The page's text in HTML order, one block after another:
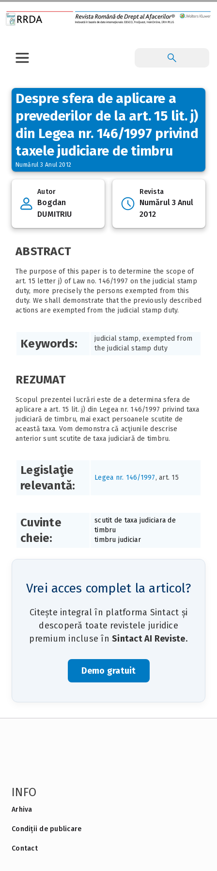
Despre sfera de aplicare a
prevederilor de la art. 15 lit. j)
din Legea nr. 146/1997 privind
taxele judiciare de timbru
Numărul 3 Anul 2012
Autor
Bogdan
DUMITRIU
Revista
Numărul 3 Anul
2012
ABSTRACT
The purpose of this paper is to determine the scope of
art. 15 letter j) of Law no. 146/1997 on the judicial stamp
duty, more precisely the persons exempted from this
duty. We shall demonstrate that the previously described
actions are exempted from the judicial stamp duty.
Keywords:
judicial stamp, exempted from
the judicial stamp duty
REZUMAT
Scopul prezentei lucrări este de a determina sfera de
aplicare a art. 15 lit. j) din Legea nr. 146/1997 privind taxa
judiciară de timbru, mai exact persoanele scutite de
această taxa. Vom demonstra că acţiunile descrise
anterior sunt scutite de taxa judiciară de timbru.
Legislaţie
relevantă:
Legea nr. 146/1997, art. 15
Cuvinte
cheie:
scutit de taxa judiciara de
timbru
timbru judiciar
Vrei acces complet la articol?
Citește integral în platforma Sintact și
descoperă toate revistele juridice
premium incluse în Sintact AI Reviste.
Demo gratuit
INFO
Arhiva
Condiții de publicare
Contact